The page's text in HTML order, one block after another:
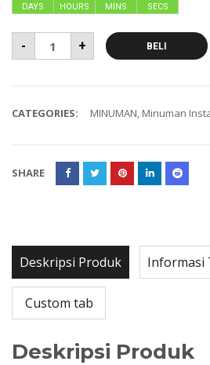
DAYS HOURS MINS SECS
- + BELI
CATEGORIES: MINUMAN, Minuman
SHARE
Deskripsi Produk Informasi
Custom tab
Deskripsi Produk